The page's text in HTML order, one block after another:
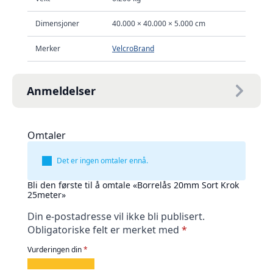
Dimensjoner 40.000 × 40.000 × 5.000 cm
Merker VelcroBrand
Anmeldelser
Omtaler
Det er ingen omtaler ennå.
Bli den første til å omtale «Borrelås 20mm Sort Krok
25meter»
Din e-postadresse vil ikke bli publisert.
Obligatoriske felt er merket med *
Vurderingen din*